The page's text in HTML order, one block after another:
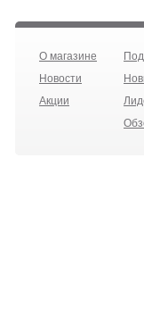
О магазине
Новости
Акции